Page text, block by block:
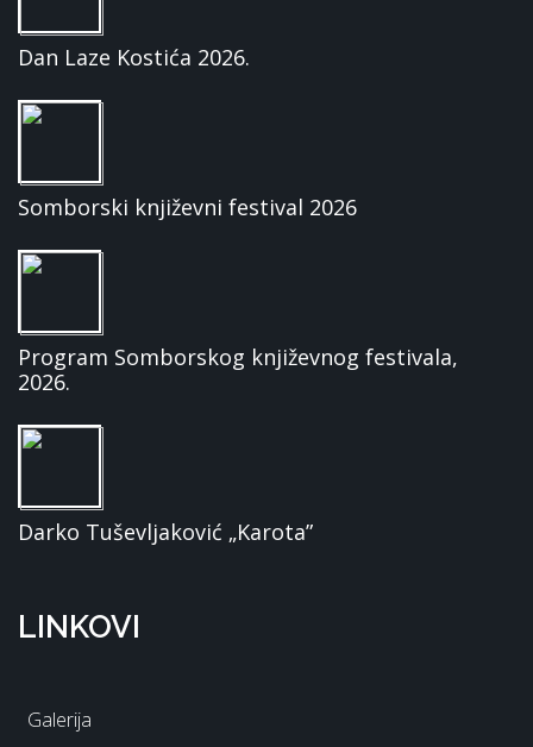
Dan Laze Kostića 2026.
Somborski književni festival 2026
Program Somborskog književnog festivala,
2026.
Darko Tuševljaković „Karota”
LINKOVI
Galerija